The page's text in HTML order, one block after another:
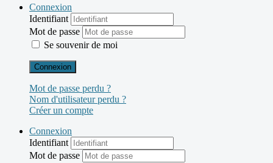
Connexion
Identifiant
Mot de passe
Se souvenir de moi
Connexion
Mot de passe perdu ?
Nom d'utilisateur perdu ?
Créer un compte
Connexion
Identifiant
Mot de passe